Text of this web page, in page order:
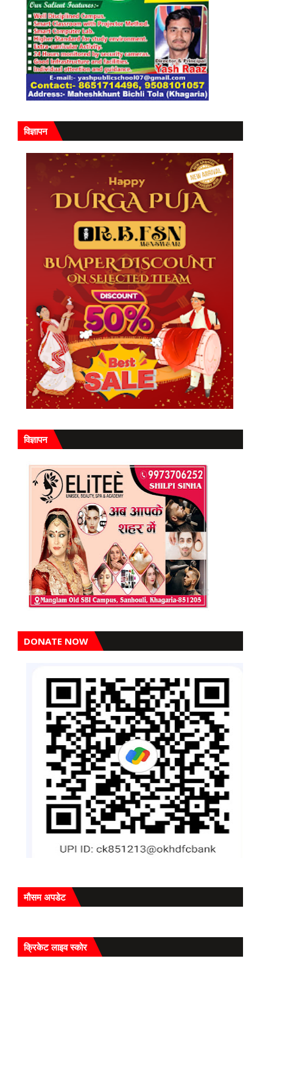
विज्ञापन
विज्ञापन
DONATE NOW
मौसम अपडेट
क्रिकेट लाइव स्कोर